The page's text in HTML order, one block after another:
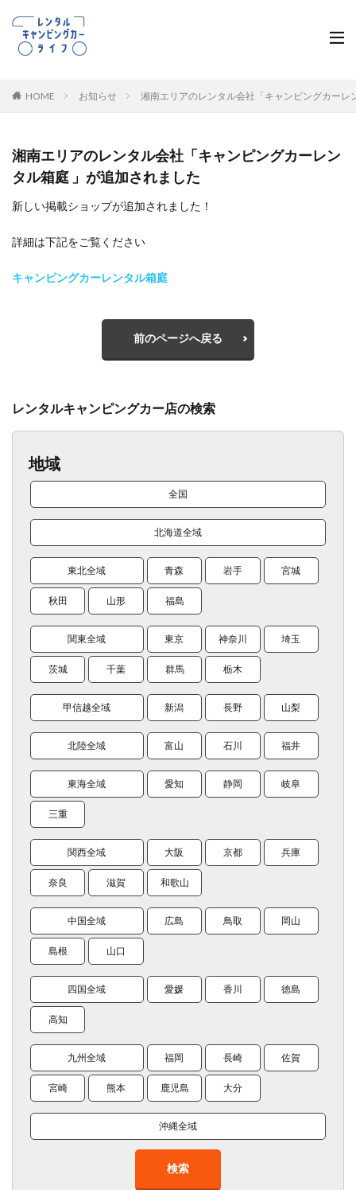
HOME お知らせ 湘南エリアのレンタル会社「キャンピングカーレ
湘南エリアのレンタル会社「キャンピングカーレン
タル箱庭 」が追加されました
新しい掲載ショップが追加されました！
詳細は下記をご覧ください
キャンピングカーレンタル箱庭
前のページへ戻る
レンタルキャンピングカー店の検索
地域
全国
北海道全域
東北全域 青森 岩手 宮城
秋田 山形 福島
関東全域 東京 神奈川 埼玉
茨城 千葉 群馬 栃木
甲信越全域 新潟 長野 山梨
北陸全域 富山 石川 福井
東海全域 愛知 静岡 岐阜
三重
関西全域 大阪 京都 兵庫
奈良 滋賀 和歌山
中国全域 広島 鳥取 岡山
島根 山口
四国全域 愛媛 香川 徳島
高知
九州全域 福岡 長崎 佐賀
宮崎 熊本 鹿児島 大分
沖縄全域
検索